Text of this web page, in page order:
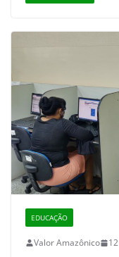
EDUCAÇÃO
Valor Amazônico